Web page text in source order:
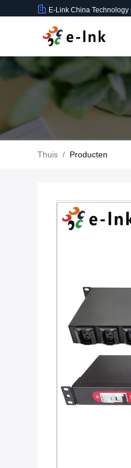
E-Link China Technology
Thuis / Producten